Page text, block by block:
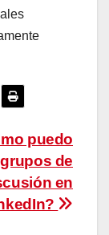
puedo
de
en